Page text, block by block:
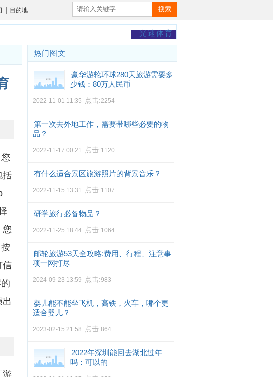
| 目的地 搜索
光速体育
括
您
信
出
游
热门图文
豪华游轮环球280天旅游需要多
少钱：80万人民币
2022-11-01 11:35 点击:2254
第一次去外地工作，需要带哪些必要的物
品？
2022-11-17 00:21 点击:1120
有什么适合景区旅游照片的背景音乐？
2022-11-15 13:31 点击:1107
研学旅行必备物品？
2022-11-25 18:44 点击:1064
邮轮旅游53天全攻略:费用、行程、注意事
项一网打尽
2024-09-23 13:59 点击:983
婴儿能不能坐飞机，高铁，火车，哪个更
适合婴儿？
2023-02-15 21:58 点击:864
2022年深圳能回去湖北过年
吗：可以的